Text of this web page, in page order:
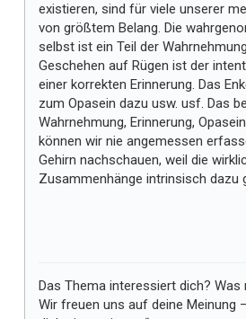
existieren, sind für viele unserer
von größtem Belang. Die
selbst ist ein Teil der
Geschehen auf Rügen ist der
einer korrekten Erinnerung. Das
zum Opasein dazu usw. usf. Das
Wahrnehmung, Erinnerung,
können wir nie angemessen
Gehirn nachschauen, weil die
Zusammenhänge intrinsisch dazu
Das Thema interessiert dich? Was
Wir freuen uns auf deine Meinung